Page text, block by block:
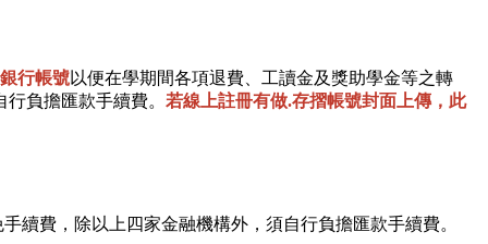
行帳號以便在學期間各項退費、工讀金及獎助學金等之轉
負擔匯款手續費。 若線上註冊有做.存摺帳號封面上傳，此
續費，除以上四家金融機構外，須自行負擔匯款手續費。